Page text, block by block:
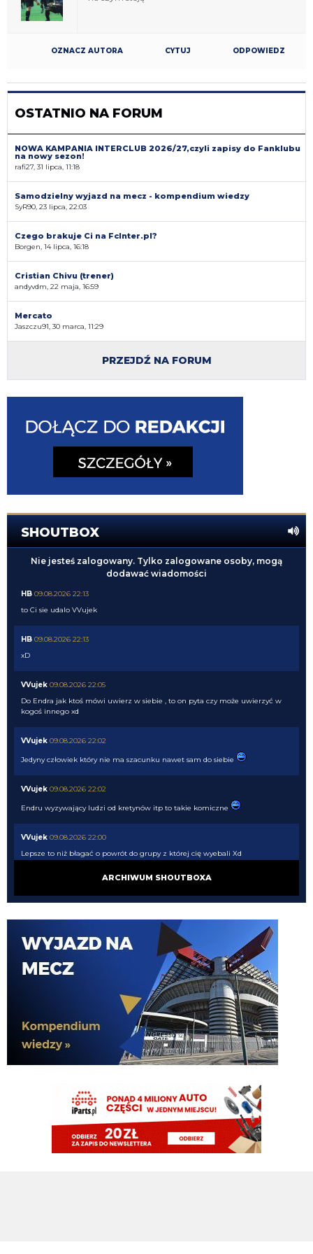
OZNACZ AUTORA CYTUJ ODPOWIEDZ
OSTATNIO NA FORUM
NOWA KAMPANIA INTERCLUB 2026/27,czyli zapisy do Fanklubu
na nowy sezon!
rafi27, 31 lipca, 11:18
Samodzielny wyjazd na mecz - kompendium wiedzy
SyR90, 23 lipca, 22:03
Czego brakuje Ci na FcInter.pl?
Borgen, 14 lipca, 16:18
Cristian Chivu (trener)
andyvdm, 22 maja, 16:59
Mercato
Jaszczu91, 30 marca, 11:29
PRZEJDŹ NA FORUM
SHOUTBOX
Nie jesteś zalogowany. Tylko zalogowane osoby, mogą
dodawać wiadomości
HB 09.08.2026 22:13
to Ci sie udalo VVujek
HB 09.08.2026 22:13
xD
VVujek 09.08.2026 22:05
Do Endra jak ktoś mówi uwierz w siebie , to on pyta czy może uwierzyć w
kogoś innego xd
VVujek 09.08.2026 22:02
Jedyny człowiek który nie ma szacunku nawet sam do siebie
VVujek 09.08.2026 22:02
Endru wyzywający ludzi od kretynów itp to takie komiczne
VVujek 09.08.2026 22:00
Lepsze to niż błagać o powrót do grupy z której cię wyebali Xd
09.08.2026 21:51
Miłośnik i wielbiciel wielkich murzynów sidibe singo pepe a teraz Norton
Endru 09.08.2026 21:31
I dalej chcą, a ty kretynie chciałes sidibe i pepe
Spence z Tottenhamu 0 g 0 asyst a wielu go tu chciało.
Cny 09.08.2026 21:23
plan idealny. kupujemy nortona za 15M, myślimy że kopnie Ewa razy prosto
piłkę i jakieś niukasyl czy inne lids da za niego sto milionów później, w
rzeczywistości bujamy się z nim jak z islamskim albancem
09.08.2026 21:02
no i do Sebka Esposito bo on mentalnie też jest murzynem
09.08.2026 21:01
ARCHIWUM SHOUTBOXA